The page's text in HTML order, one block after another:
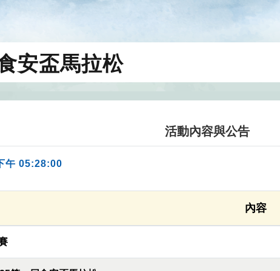
安盃馬拉松
活動內容與公告
午 05:28:00
內容